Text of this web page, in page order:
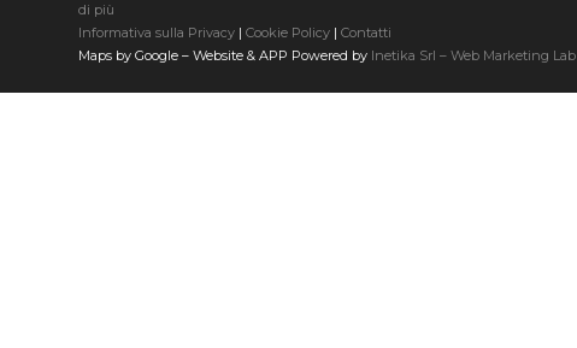
di più
Informativa sulla Privacy | Cookie Policy | Contatti
Maps by Google – Website & APP Powered by Inetika Srl – Web Marketing Lab